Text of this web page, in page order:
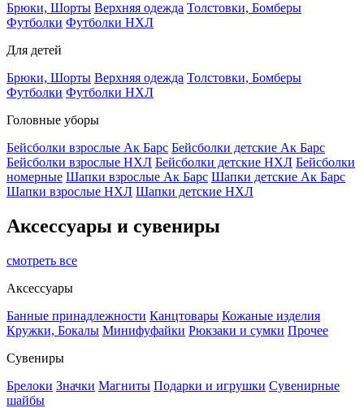
Брюки, Шорты Верхняя одежда Толстовки, Бомберы
Футболки Футболки НХЛ
Для детей
Брюки, Шорты Верхняя одежда Толстовки, Бомберы
Футболки Футболки НХЛ
Головные уборы
Бейсболки взрослые Ак Барс Бейсболки детские Ак Барс
Бейсболки взрослые НХЛ Бейсболки детские НХЛ Бейсболки
номерные Шапки взрослые Ак Барс Шапки детские Ак Барс
Шапки взрослые НХЛ Шапки детские НХЛ
Аксессуары и сувениры
смотреть все
Аксессуары
Банные принадлежности Канцтовары Кожаные изделия
Кружки, Бокалы Минифуфайки Рюкзаки и сумки Прочее
Сувениры
Брелоки Значки Магниты Подарки и игрушки Сувенирные
шайбы